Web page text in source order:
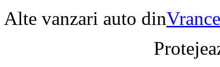
Alte vanzari auto din